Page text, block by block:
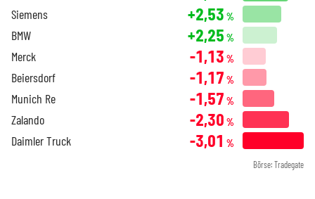
Siemens +2,53 %
BMW +2,25 %
Merck -1,13 %
Beiersdorf -1,17 %
Munich Re -1,57 %
Zalando -2,30 %
Daimler Truck -3,01 %
Börse: Tradegate